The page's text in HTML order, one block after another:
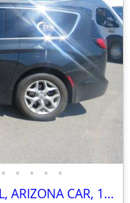
• • • • •
2017 CHRYSLER PACIFICA TOURING L, ARIZONA CAR, 146 M, RUNS GREAT !!!